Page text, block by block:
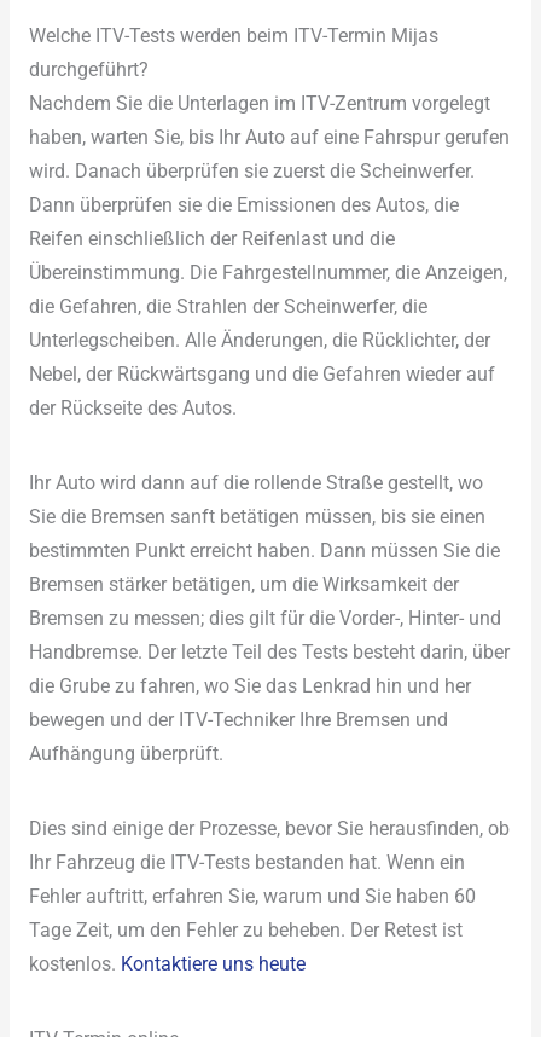
Welche ITV-Tests werden beim ITV-Termin Mijas
durchgeführt?
Nachdem Sie die Unterlagen im ITV-Zentrum vorgelegt
haben, warten Sie, bis Ihr Auto auf eine Fahrspur gerufen
wird. Danach überprüfen sie zuerst die Scheinwerfer.
Dann überprüfen sie die Emissionen des Autos, die
Reifen einschließlich der Reifenlast und die
Übereinstimmung. Die Fahrgestellnummer, die Anzeigen,
die Gefahren, die Strahlen der Scheinwerfer, die
Unterlegscheiben. Alle Änderungen, die Rücklichter, der
Nebel, der Rückwärtsgang und die Gefahren wieder auf
der Rückseite des Autos.
Ihr Auto wird dann auf die rollende Straße gestellt, wo
Sie die Bremsen sanft betätigen müssen, bis sie einen
bestimmten Punkt erreicht haben. Dann müssen Sie die
Bremsen stärker betätigen, um die Wirksamkeit der
Bremsen zu messen; dies gilt für die Vorder-, Hinter- und
Handbremse. Der letzte Teil des Tests besteht darin, über
die Grube zu fahren, wo Sie das Lenkrad hin und her
bewegen und der ITV-Techniker Ihre Bremsen und
Aufhängung überprüft.
Dies sind einige der Prozesse, bevor Sie herausfinden, ob
Ihr Fahrzeug die ITV-Tests bestanden hat. Wenn ein
Fehler auftritt, erfahren Sie, warum und Sie haben 60
Tage Zeit, um den Fehler zu beheben. Der Retest ist
kostenlos. Kontaktiere uns heute